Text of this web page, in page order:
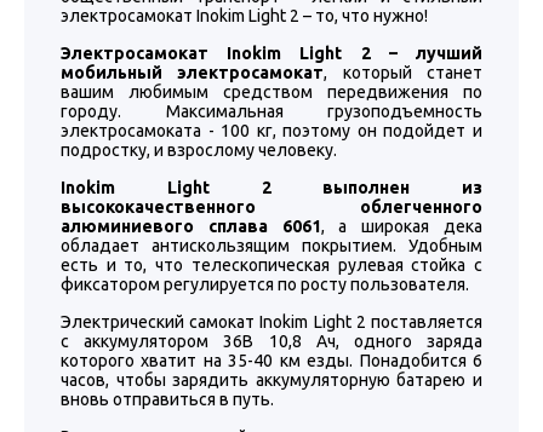
электросамокат Inokim Light 2 – то, что нужно!
Электросамокат Inokim Light 2 – лучший
мобильный электросамокат, который станет
вашим любимым средством передвижения по
городу. Максимальная грузоподъемность
электросамоката - 100 кг, поэтому он подойдет и
подростку, и взрослому человеку.
Inokim Light 2 выполнен из
высококачественного облегченного
алюминиевого сплава 6061, а широкая дека
обладает антискользящим покрытием. Удобным
есть и то, что телескопическая рулевая стойка с
фиксатором регулируется по росту пользователя.
Электрический самокат Inokim Light 2 поставляется
с аккумулятором 36В 10,8 Ач, одного заряда
которого хватит на 35-40 км езды. Понадобится 6
часов, чтобы зарядить аккумуляторную батарею и
вновь отправиться в путь.